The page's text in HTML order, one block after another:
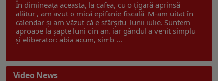
În dimineața aceasta, la cafea, cu o țigară aprinsă
alături, am avut o mică epifanie fiscală. M-am uitat în
calendar și am văzut că e sfârșitul lunii iulie. Suntem
aproape la șapte luni din an, iar gândul a venit simplu
și eliberator: abia acum, simb ...
Video News